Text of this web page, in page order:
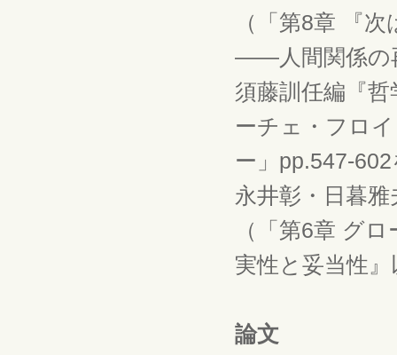
（「第8章 『
――人間関係の
須藤訓任編『
ーチェ・フロ
ー」pp.547-
永井彰・日暮
（「第6章 グ
実性と妥当性
論文